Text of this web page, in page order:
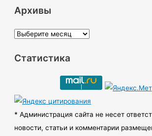
Архивы
А
х
ы
Статистика
* Администрация сайта не несет
новости, статьи и комментарии